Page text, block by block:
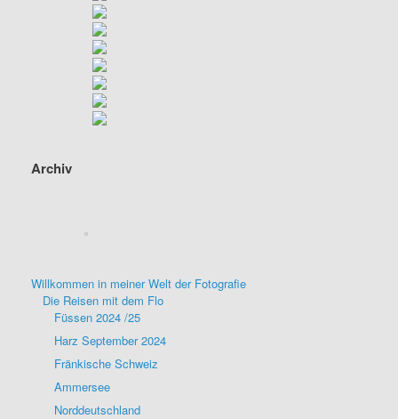
Archiv
Willkommen in meiner Welt der Fotografie
Die Reisen mit dem Flo
Füssen 2024 /25
Harz September 2024
Fränkische Schweiz
Ammersee
Norddeutschland